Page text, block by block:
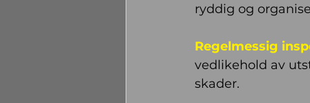
ryddig og
Regelmessig
vedlikehold av
skader.